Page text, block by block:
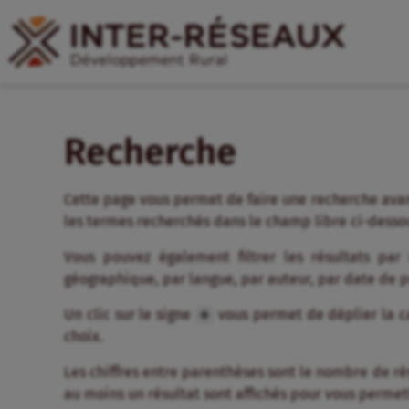
Recherche
Cette page vous permet de faire une recherche
les termes recherchés dans le champ libre ci-
Vous pouvez également filtrer les résultats
géographique, par langue, par auteur, par date de
Un clic sur le signe
vous permet de déplier la
choix.
Les chiffres entre parenthèses sont le nombre de
au moins un résultat sont affichés pour vous